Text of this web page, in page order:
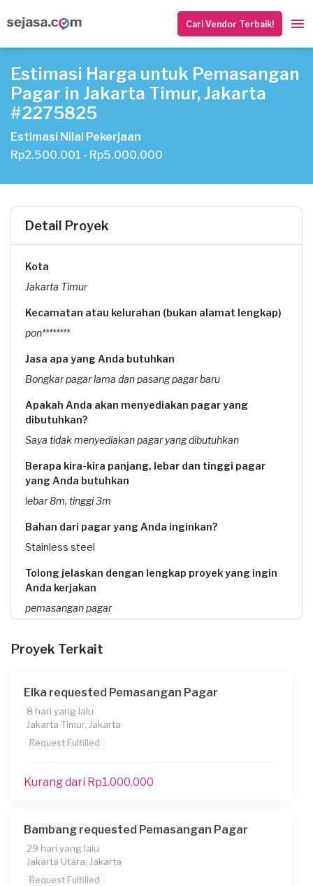
Cari Vendor Terbaik!
Estimasi Harga untuk Pemasangan
Pagar in Jakarta Timur, Jakarta
#2275825
Estimasi Nilai Pekerjaan
Rp2.500.001 - Rp5.000.000
Detail Proyek
Kota
Jakarta Timur
Kecamatan atau kelurahan (bukan alamat lengkap)
pon********
Jasa apa yang Anda butuhkan
Bongkar pagar lama dan pasang pagar baru
Apakah Anda akan menyediakan pagar yang
dibutuhkan?
Saya tidak menyediakan pagar yang dibutuhkan
Berapa kira-kira panjang, lebar dan tinggi pagar
yang Anda butuhkan
lebar 8m, tinggi 3m
Bahan dari pagar yang Anda inginkan?
Stainless steel
Tolong jelaskan dengan lengkap proyek yang ingin
Anda kerjakan
pemasangan pagar
24-12-2024
Berapa budget total untuk layanan ini?
Rp2.500.001 - Rp5.000.000
Proyek Terkait
Elka requested Pemasangan Pagar
8 hari yang lalu
Jakarta Timur, Jakarta
Request Fulfilled
Kurang dari Rp1.000.000
Bambang requested Pemasangan Pagar
29 hari yang lalu
Jakarta Utara, Jakarta
Request Fulfilled